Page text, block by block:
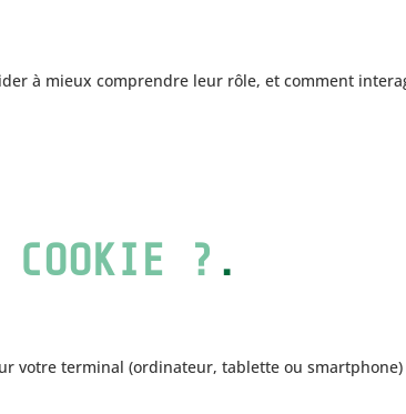
à mieux comprendre leur rôle, et comment
COOKIE ? .
votre terminal (ordinateur, tablette ou